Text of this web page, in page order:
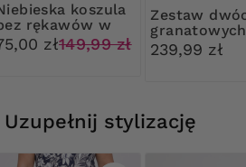
rękawów w
zł149,99 zł
Zestaw dwóch
granatowych
torebek
239,99 zł
Uzupełnij stylizację